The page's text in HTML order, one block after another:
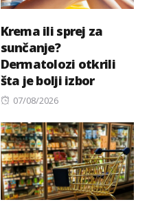
Krema ili sprej za
sunčanje?
Dermatolozi otkrili
šta je bolji izbor
Posted
07/08/2026